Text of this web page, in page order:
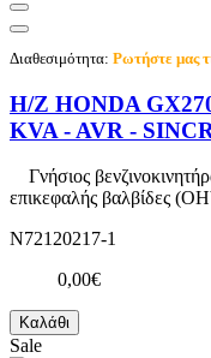
Διαθεσιμότητα: Ρωτήστε μας
Η/Ζ HONDA GX270
KVA - AVR -
Γνήσιος
επικεφαλής βαλβίδες
N72120217-1
0,00€
Καλάθι
Sale